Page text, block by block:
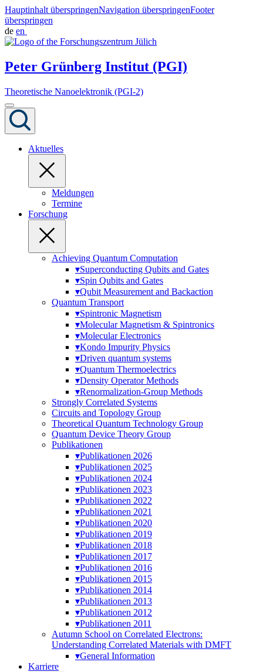
Hauptinhalt überspringenNavigation überspringenFooter
überspringen
de en
Peter Grünberg Institut (PGI)
Theoretische Nanoelektronik (PGI-2)
Aktuelles
Meldungen
Termine
Forschung
Achieving Quantum Computation
▾Superconducting Qubits and Gates
▾Spin Qubits and Gates
▾Qubit Measurement and Backaction
Quantum Transport
▾Spintronic Magnetism
▾Molecular Magnetism & Spintronics
▾Molecular Electronics
▾Kondo Impurity Physics
▾Driven quantum systems
▾Quantum Thermoelectrics
▾Density Operator Methods
▾Renormalization-Group Methods
Strongly Correlated Systems
Circuits and Topology Group
Theoretical Quantum Technology Group
Quantum Device Theory Group
Publikationen
▾Publikationen 2026
▾Publikationen 2025
▾Publikationen 2024
▾Publikationen 2023
▾Publikationen 2022
▾Publikationen 2021
▾Publikationen 2020
▾Publikationen 2019
▾Publikationen 2018
▾Publikationen 2017
▾Publikationen 2016
▾Publikationen 2015
▾Publikationen 2014
▾Publikationen 2013
▾Publikationen 2012
▾Publikationen 2011
Autumn School on Correlated Electrons:
Understanding Correlated Materials with DMFT
▾General Information
Karriere